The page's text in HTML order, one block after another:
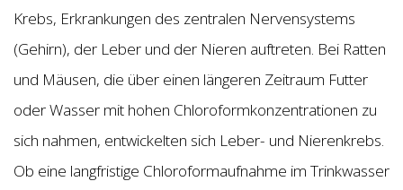
Krebs, Erkrankungen des zentralen Nervensystems
(Gehirn), der Leber und der Nieren auftreten. Bei Ratten
und Mäusen, die über einen längeren Zeitraum Futter
oder Wasser mit hohen Chloroformkonzentrationen zu
sich nahmen, entwickelten sich Leber- und Nierenkrebs.
Ob eine langfristige Chloroformaufnahme im Trinkwasser